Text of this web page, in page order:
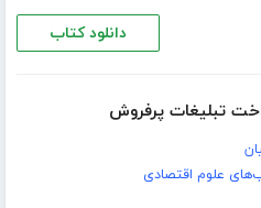
دانلود کتاب
علوم اقتصادی